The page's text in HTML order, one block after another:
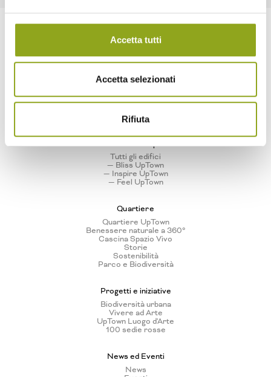
Accetta tutti
Accetta selezionati
Rifiuta
Tutti gli edifici
— Bliss UpTown
— Inspire UpTown
— Feel UpTown
Quartiere
Quartiere UpTown
Benessere naturale a 360°
Cascina Spazio Vivo
Storie
Sostenibilità
Parco e Biodiversità
Progetti e iniziative
Biodiversità urbana
Vivere ad Arte
UpTown Luogo d'Arte
100 sedie rosse
News ed Eventi
News